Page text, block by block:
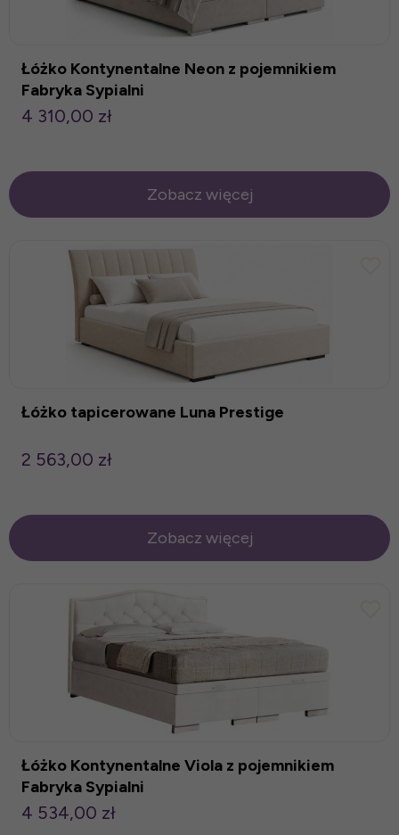
Łóżko Kontynentalne Neon z pojemnikiem
Fabryka Sypialni
4 310,00 zł
Zobacz więcej
Łóżko tapicerowane Luna Prestige
2 563,00 zł
Zobacz więcej
Łóżko Kontynentalne Viola z pojemnikiem
Fabryka Sypialni
4 534,00 zł